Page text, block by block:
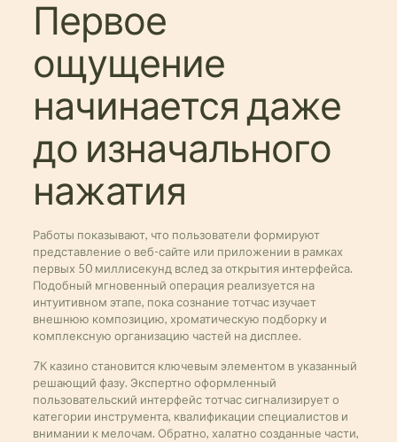
Первое
ощущение
начинается даже
до изначального
нажатия
Работы показывают, что пользователи формируют
представление о веб-сайте или приложении в рамках
первых 50 миллисекунд вслед за открытия интерфейса.
Подобный мгновенный операция реализуется на
интуитивном этапе, пока сознание тотчас изучает
внешнюю композицию, хроматическую подборку и
комплексную организацию частей на дисплее.
7К казино становится ключевым элементом в указанный
решающий фазу. Экспертно оформленный
пользовательский интерфейс тотчас сигнализирует о
категории инструмента, квалификации специалистов и
внимании к мелочам. Обратно, халатно созданные части,